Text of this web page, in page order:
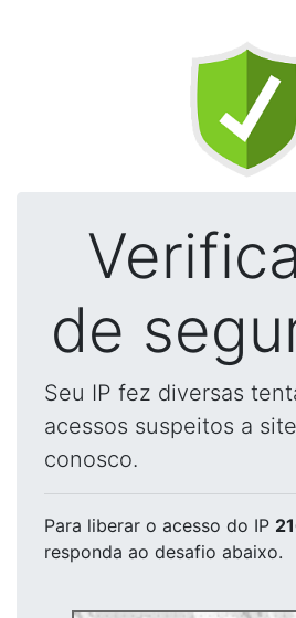
de
Seu IP fez diversas
acessos suspeitos a
conosco.
Para liberar o acesso do IP
responda ao desafio abaixo.